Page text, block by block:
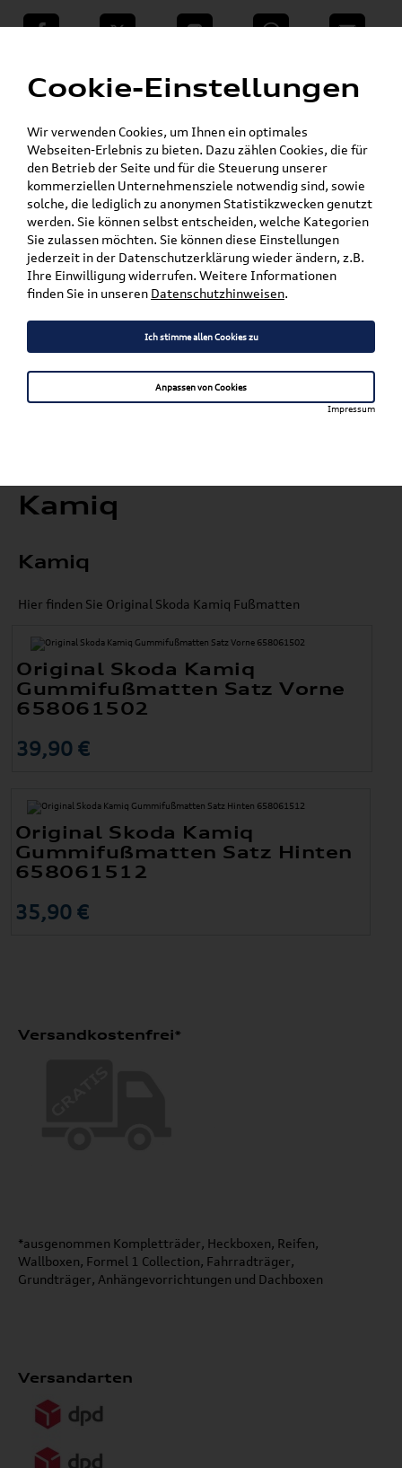
teilen Twitter Instagram WhatsApp E-Mail
VW Shop - VW Originalteile und Zubehör »
» Komfort & Schutz »
Fußmatten » Kamiq
Mein Kundenkonto Warenkorb
Artikel für ihr Modell
Marke wählen
Modell wählen
Karosserieform wählen
Kamiq
Kamiq
Hier finden Sie Original Skoda Kamiq Fußmatten
Original Skoda Kamiq
Gummifußmatten Satz Vorne
658061502
39,90 €
Original Skoda Kamiq
Gummifußmatten Satz Hinten
658061512
35,90 €
Versandkostenfrei*
*ausgenommen Kompletträder, Heckboxen, Reifen,
Wallboxen, Formel 1 Collection, Fahrradträger,
Grundträger, Anhängevorrichtungen und Dachboxen
Versandarten
Cookie-Einstellungen
Wir verwenden Cookies, um Ihnen ein optimales
Webseiten-Erlebnis zu bieten. Dazu zählen Cookies, die für
den Betrieb der Seite und für die Steuerung unserer
kommerziellen Unternehmensziele notwendig sind, sowie
solche, die lediglich zu anonymen Statistikzwecken genutzt
werden. Sie können selbst entscheiden, welche Kategorien
Sie zulassen möchten. Sie können diese Einstellungen
jederzeit in der Datenschutzerklärung wieder ändern, z.B.
Ihre Einwilligung widerrufen. Weitere Informationen
finden Sie in unseren Datenschutzhinweisen.
Ich stimme allen Cookies zu
Anpassen von Cookies
Impressum